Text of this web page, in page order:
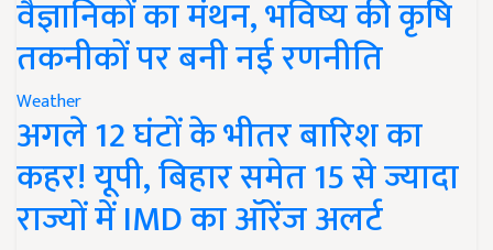
वैज्ञानिकों का मंथन, भविष्य की कृषि
तकनीकों पर बनी नई रणनीति
Weather
अगले 12 घंटों के भीतर बारिश का
कहर! यूपी, बिहार समेत 15 से ज्यादा
राज्यों में IMD का ऑरेंज अलर्ट